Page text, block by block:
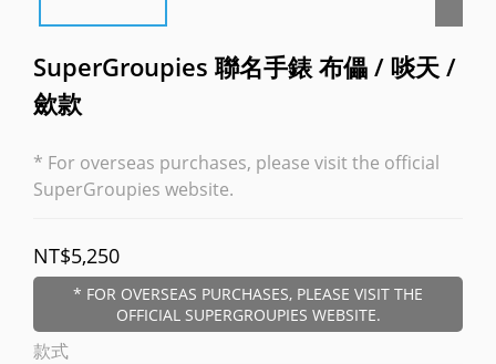
SuperGroupies 聯名手錶 布儡 / 啖天 /
歛款
* For overseas purchases, please visit the official
SuperGroupies website.
NT$5,250
* FOR OVERSEAS PURCHASES, PLEASE VISIT THE
OFFICIAL SUPERGROUPIES WEBSITE.
款式